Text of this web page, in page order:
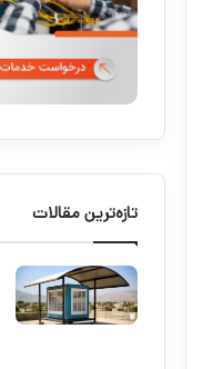
تازه‌ترین مقالات